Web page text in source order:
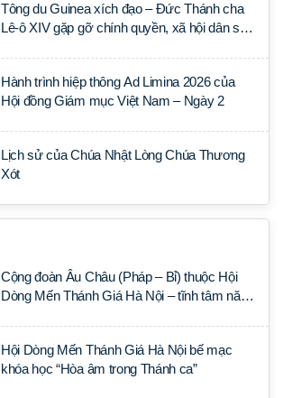
Tông du Guinea xích đạo – Đức Thánh cha
Lê-ô XIV gặp gỡ chính quyền, xã hội dân sự
Hành trình hiệp thông Ad Limina 2026 của
Hội đồng Giám mục Việt Nam – Ngày 2
Lịch sử của Chúa Nhật Lòng Chúa Thương
Xót
Cộng đoàn Âu Châu (Pháp – Bỉ) thuộc Hội
Dòng Mến Thánh Giá Hà Nội – tĩnh tâm năm
Hội Dòng Mến Thánh Giá Hà Nội bế mạc
khóa học “Hòa âm trong Thánh ca”